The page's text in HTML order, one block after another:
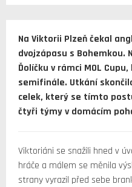
Na Viktorii Plzeň čekal
dvojzápasu s Bohemkou.
Ďolíčku v rámci MOL
semifinále. Utkání
celek, který se tímto
čtyři týmy v domácím
Viktoriáni se snažili hned v
hráče a málem se měnila
strany vyrazil před sebe